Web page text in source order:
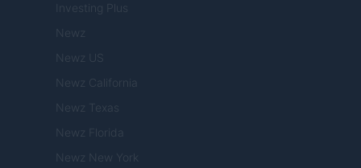
Investing Plus
Newz
Newz US
Newz California
Newz Texas
Newz Florida
Newz New York